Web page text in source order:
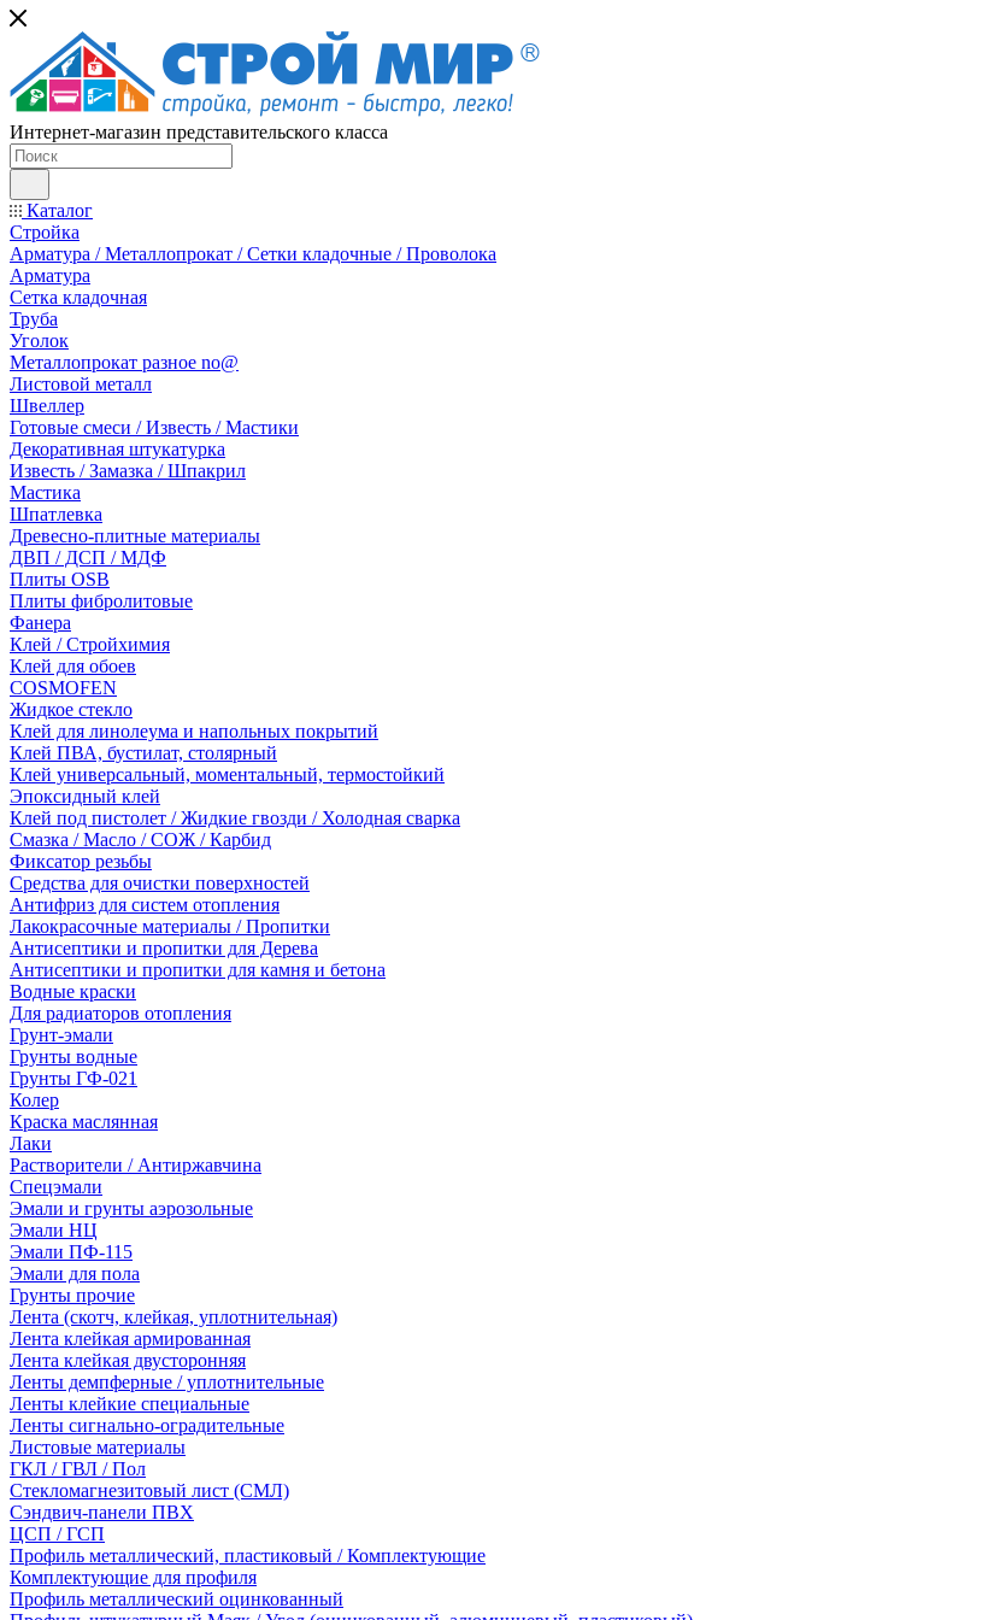
Интернет-магазин представительского класса
Каталог
Стройка
Арматура / Металлопрокат / Сетки кладочные / Проволока
Арматура
Сетка кладочная
Труба
Уголок
Металлопрокат разное no@
Листовой металл
Швеллер
Готовые смеси / Известь / Мастики
Декоративная штукатурка
Известь / Замазка / Шпакрил
Мастика
Шпатлевка
Древесно-плитные материалы
ДВП / ДСП / МДФ
Плиты OSB
Плиты фибролитовые
Фанера
Клей / Стройхимия
Клей для обоев
COSMOFEN
Жидкое стекло
Клей для линолеума и напольных покрытий
Клей ПВА, бустилат, столярный
Клей универсальный, моментальный, термостойкий
Эпоксидный клей
Клей под пистолет / Жидкие гвозди / Холодная сварка
Смазка / Масло / СОЖ / Карбид
Фиксатор резьбы
Средства для очистки поверхностей
Антифриз для систем отопления
Лакокрасочные материалы / Пропитки
Антисептики и пропитки для Дерева
Антисептики и пропитки для камня и бетона
Водные краски
Для радиаторов отопления
Грунт-эмали
Грунты водные
Грунты ГФ-021
Колер
Краска маслянная
Лаки
Растворители / Антиржавчина
Спецэмали
Эмали и грунты аэрозольные
Эмали НЦ
Эмали ПФ-115
Эмали для пола
Грунты прочие
Лента (скотч, клейкая, уплотнительная)
Лента клейкая армированная
Лента клейкая двусторонняя
Ленты демпферные / уплотнительные
Ленты клейкие специальные
Ленты сигнально-оградительные
Листовые материалы
ГКЛ / ГВЛ / Пол
Стекломагнезитовый лист (СМЛ)
Сэндвич-панели ПВХ
ЦСП / ГСП
Профиль металлический, пластиковый / Комплектующие
Комплектующие для профиля
Профиль металлический оцинкованный